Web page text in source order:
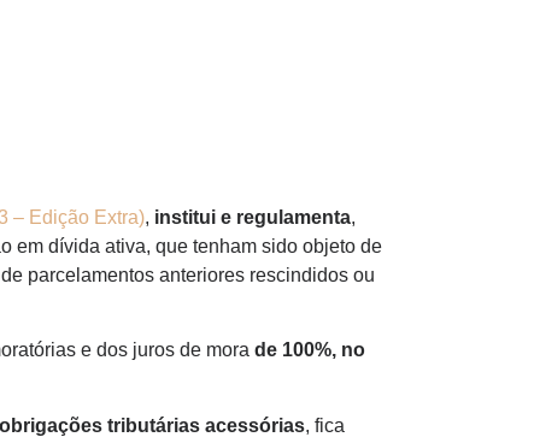
– Edição Extra), institui e regulamenta,
em dívida ativa, que tenham sido objeto de
parcelamentos anteriores rescindidos ou
e dos juros de mora de 100%, no
tributárias acessórias, fica